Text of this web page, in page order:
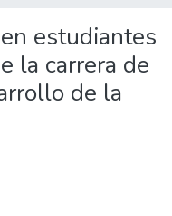
estudiantes
la carrera de
de la